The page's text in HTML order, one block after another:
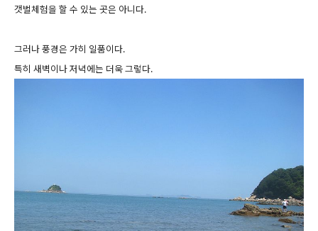
갯벌체험을 할 수 있는 곳은 아니다.
그러나 풍경은 가히 일품이다.
특히 새벽이나 저녁에는 더욱 그렇다.